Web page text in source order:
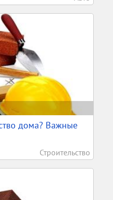
дома? Важные
Строительство